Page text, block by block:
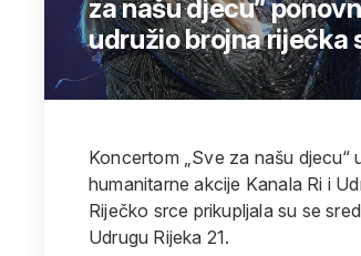
za našu djecu”
udružio brojna riječka
Koncertom „Sve za našu djecu“
humanitarne akcije Kanala Ri i
Riječko srce prikupljala su se
Udrugu Rijeka 21.